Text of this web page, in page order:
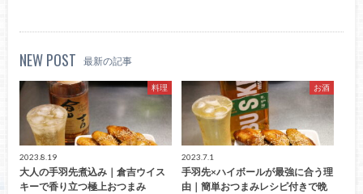
NEW POST 最新の記事
料理
2023.8.19
大人の手羽先煮込み｜倉吉ウイス
キーで香り立つ極上おつまみ
お酒
2023.7.1
手羽先×ハイボールが最強に合う理
由｜簡単おつまみレシピ付きで晩